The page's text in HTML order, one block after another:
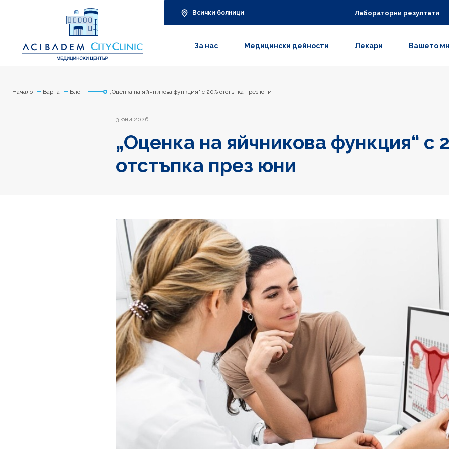
Всички болници Лабораторни резултати
За нас Медицински дейности Лекари Вашето
Начало Варна Блог „Оценка на яйчникова функция“ с 20% отстъпка през юни
3 юни 2026
„Оценка на яйчникова функция“ с
отстъпка през юни